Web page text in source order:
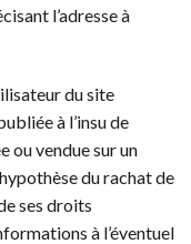
l’adresse à
du site
à l’insu de
ou vendue sur un
du rachat de
ses droits
à l’éventuel